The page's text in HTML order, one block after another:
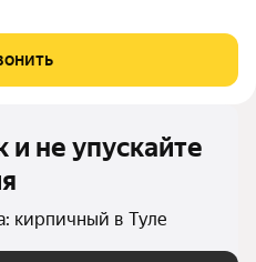
и не упускайте
кирпичный в Туле